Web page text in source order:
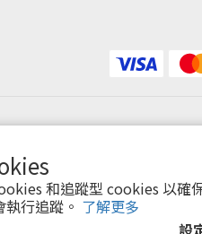
和追蹤型 cookies 以確
行追蹤。 了解更多
設